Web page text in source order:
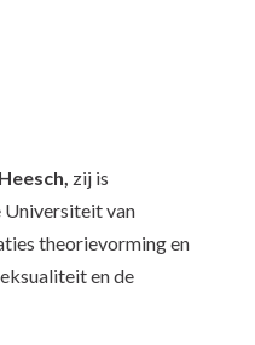
zij is
Universiteit van
theorievorming en
en de